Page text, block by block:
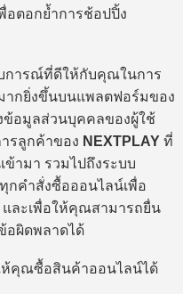
อตอกย้ำการช้อปปิ้ง
การณ์ที่ดีให้กับคุณในการ
กยิ่งขึ้นบนแพลตฟอร์มของ
ข้อมูลส่วนบุคคลของผู้ใช้
รลูกค้าของ NEXTPLAY ที่
ข้ามา รวมไปถึงระบบ
กคำสั่งซื้อออนไลน์เพื่อ
ละเพื่อให้คุณสามารถยื่น
อผิดพลาดได้
คุณซื้อสินค้าออนไลน์ได้